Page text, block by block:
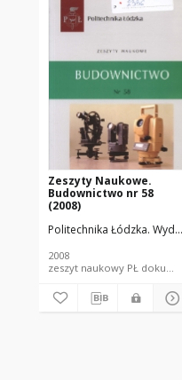
Zeszyty Naukowe.
Budownictwo nr 58
(2008)
Politechnika Łódzka.
2008
zeszyt